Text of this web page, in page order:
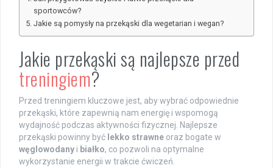
sportowców?
Jakie są pomysły na przekąski dla wegetarian i wegan?
Jakie przekąski są najlepsze przed
treningiem?
Przed treningiem kluczowe jest, aby wybrać odpowiednie
przekąski, które zapewnią nam energię i wspomogą
wydajność podczas aktywności fizycznej. Najlepsze
przekąski powinny być lekko strawne oraz bogate w
węglowodany i białko, co pozwoli na optymalne
wykorzystanie energii w trakcie ćwiczeń.